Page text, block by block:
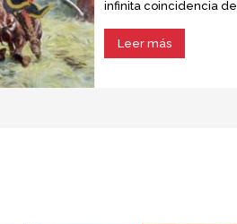
infinita coincidencia
Leer más